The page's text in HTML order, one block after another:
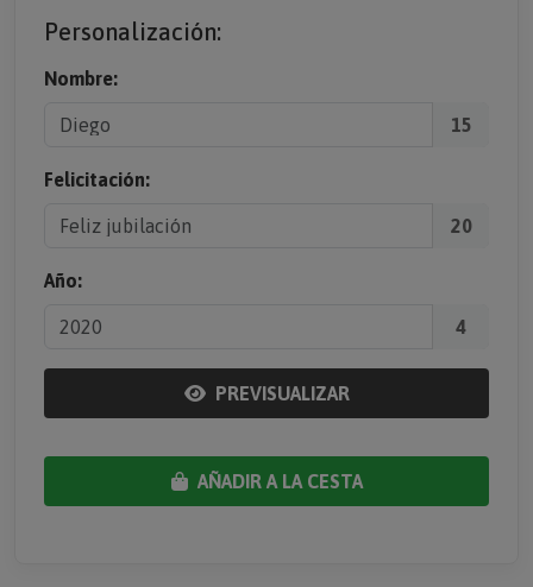
Personalización:
Nombre:
15
Felicitación:
20
Año:
4
PREVISUALIZAR
AÑADIR A LA CESTA